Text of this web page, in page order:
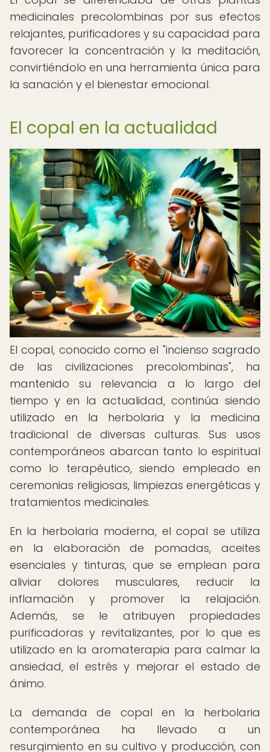
medicinales precolombinas por sus efectos
relajantes, purificadores y su capacidad para
favorecer la concentración y la meditación,
convirtiéndolo en una herramienta única para
la sanación y el bienestar emocional.
El copal en la actualidad
El copal, conocido como el "incienso sagrado
de las civilizaciones precolombinas", ha
mantenido su relevancia a lo largo del
tiempo y en la actualidad, continúa siendo
utilizado en la herbolaria y la medicina
tradicional de diversas culturas. Sus usos
contemporáneos abarcan tanto lo espiritual
como lo terapéutico, siendo empleado en
ceremonias religiosas, limpiezas energéticas y
tratamientos medicinales.
En la herbolaria moderna, el copal se utiliza
en la elaboración de pomadas, aceites
esenciales y tinturas, que se emplean para
aliviar dolores musculares, reducir la
inflamación y promover la relajación.
Además, se le atribuyen propiedades
purificadoras y revitalizantes, por lo que es
utilizado en la aromaterapia para calmar la
ansiedad, el estrés y mejorar el estado de
ánimo.
La demanda de copal en la herbolaria
contemporánea ha llevado a un
resurgimiento en su cultivo y producción, con